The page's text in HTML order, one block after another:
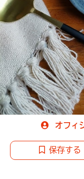
オフィ
保存する